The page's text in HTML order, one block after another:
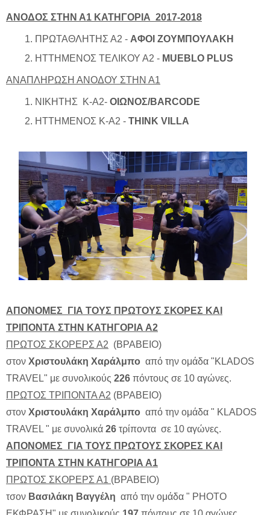
ΑΝΟΔΟΣ ΣΤΗΝ Α1 ΚΑΤΗΓΟΡΙΑ 2017-2018
ΠΡΩΤΑΘΛΗΤΗΣ Α2 - ΑΦΟΙ ΖΟΥΜΠΟΥΛΑΚΗ
ΗΤΤΗΜΕΝΟΣ ΤΕΛΙΚΟΥ Α2 - MUEBLO PLUS
ΑΝΑΠΛΗΡΩΣΗ ΑΝΟΔΟΥ ΣΤΗΝ Α1
ΝΙΚΗΤΗΣ Κ-Α2- ΟΙΩΝΟΣ/BARCODE
ΗΤΤΗΜΕΝΟΣ Κ-Α2 - THINK VILLA
ΑΠΟΝΟΜΕΣ ΓΙΑ ΤΟΥΣ ΠΡΩΤΟΥΣ ΣΚΟΡΕΣ ΚΑΙ
ΤΡΙΠΟΝΤΑ ΣΤΗΝ ΚΑΤΗΓΟΡΙΑ Α2
ΠΡΩΤΟΣ ΣΚΟΡΕΡΣ Α2 (ΒΡΑΒΕΙΟ)
στον Χριστουλάκη Χαράλμπο από την ομάδα "KLADOS
TRAVEL" με συνολικούς 226 πόντους σε 10 αγώνες.
ΠΡΩΤΟΣ ΤΡΙΠΟΝΤΑ Α2 (ΒΡΑΒΕΙΟ)
στoν Χριστουλάκη Χαράλμπο από την ομάδα " KLADOS
TRAVEL " με συνολικά 26 τρίποντα σε 10 αγώνες.
ΑΠΟΝΟΜΕΣ ΓΙΑ ΤΟΥΣ ΠΡΩΤΟΥΣ ΣΚΟΡΕΣ ΚΑΙ
ΤΡΙΠΟΝΤΑ ΣΤΗΝ ΚΑΤΗΓΟΡΙΑ Α1
ΠΡΩΤΟΣ ΣΚΟΡΕΡΣ Α1 (ΒΡΑΒΕΙΟ)
τσον Βασιλάκη Βαγγέλη από την ομάδα " PHOTO